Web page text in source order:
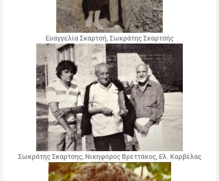
Ευαγγελία Σκαρτσή, Σωκράτης Σκαρτσής
Σωκράτης Σκαρτσης, Νικηφόρος Βρεττάκος, Ελ. Καρβέλας